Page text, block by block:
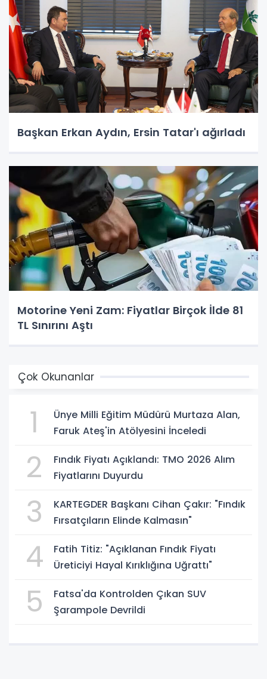
Başkan Erkan Aydın, Ersin Tatar'ı ağırladı
Motorine Yeni Zam: Fiyatlar Birçok İlde 81
TL Sınırını Aştı
Çok Okunanlar
1
Ünye Milli Eğitim Müdürü Murtaza Alan,
Faruk Ateş'in Atölyesini İnceledi
2
Fındık Fiyatı Açıklandı: TMO 2026 Alım
Fiyatlarını Duyurdu
3
KARTEGDER Başkanı Cihan Çakır: "Fındık
Fırsatçıların Elinde Kalmasın"
4
Fatih Titiz: "Açıklanan Fındık Fiyatı
Üreticiyi Hayal Kırıklığına Uğrattı"
5
Fatsa'da Kontrolden Çıkan SUV
Şarampole Devrildi